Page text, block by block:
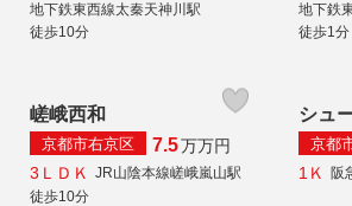
地下鉄東西線太秦天神川駅
徒歩10分
地下鉄
徒歩1分
嵯峨西和
京都市右京区 7.5万万円
3ＬＤＫ
JR山陰本線嵯峨嵐山駅
徒歩10分
シュ
京都
1Ｋ
阪